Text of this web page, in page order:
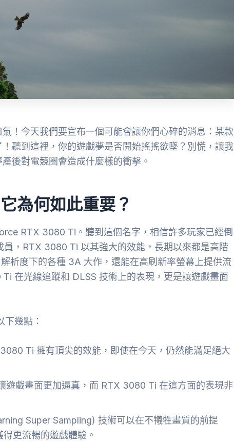
！今天我們要宣布一個可能會讓你們心碎的消息：某款
聽到這裡，你的遊戲夢是否開始搖搖欲墜？別慌，讓我
後對電競圈會造成什麼樣的衝擊。
為何如此重要？
RTX 3080 Ti。聽到這個名字，相信許多玩家已經倒
，RTX 3080 Ti 以其強大的效能，長期以來都是高階
析度下的各種 3A 大作，還能在高刷新率螢幕上提供流
在光線追蹤和 DLSS 技術上的表現，更是讓遊戲畫面
幾點：
Ti 擁有頂尖的效能，即使在今天，仍然能滿足絕大
遊戲畫面更加逼真，而 RTX 3080 Ti 在這方面的表現非
Super Sampling) 技術可以在不犧牲畫質的前提
更流暢的遊戲體驗。